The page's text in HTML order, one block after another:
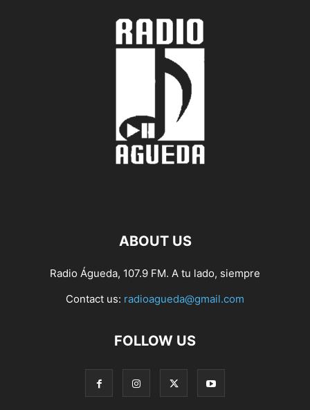
ABOUT US
Radio Águeda, 107.9 FM. A tu lado, siempre
Contact us: radioagueda@gmail.com
FOLLOW US